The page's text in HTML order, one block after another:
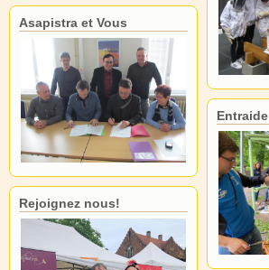
Asapistra et Vous
Rejoignez nous!
Entraide